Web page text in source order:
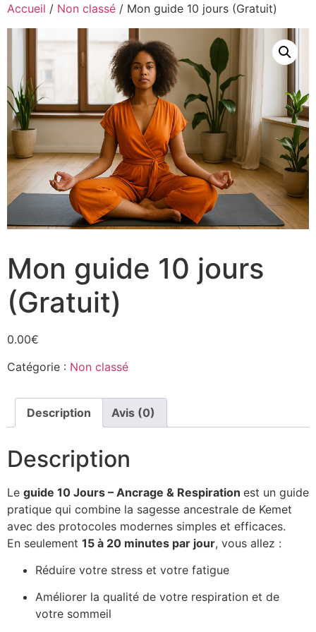
Accueil / Non classé / Mon guide 10 jours (Gratuit)
Mon guide 10 jours
(Gratuit)
0.00€
Catégorie : Non classé
Description Avis (0)
Description
Le guide 10 Jours – Ancrage & Respiration est un guide
pratique qui combine la sagesse ancestrale de Kemet
avec des protocoles modernes simples et efficaces.
En seulement 15 à 20 minutes par jour, vous allez :
Réduire votre stress et votre fatigue
Améliorer la qualité de votre respiration et de
votre sommeil